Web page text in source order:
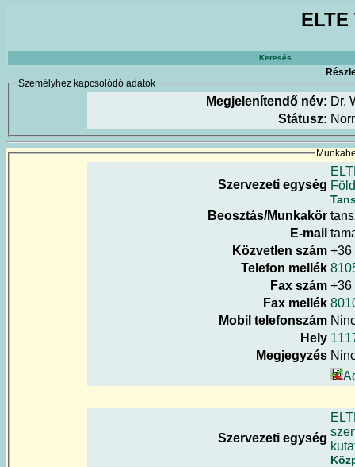
Keresés
Személyhez kapcsolódó adatok
Megjelenítendő név: Dr.
Státusz:
Szervezeti egység
Beosztás/Munkakör
E-mail
Közvetlen szám +36
Telefon mellék
Fax szám +36
Fax mellék
Mobil telefonszám
Hely
Megjegyzés
Szervezeti egység